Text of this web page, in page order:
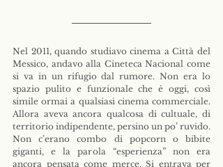
Nel 2011, quando studiavo cinema a Città del
Messico, andavo alla Cineteca Nacional come
si va in un rifugio dal rumore. Non era lo
spazio pulito e funzionale che è oggi, così
simile ormai a qualsiasi cinema commerciale.
Allora aveva ancora qualcosa di cultuale, di
territorio indipendente, persino un po’ ruvido.
Non c’erano combo di popcorn o bibite
giganti, e la parola “esperienza” non era
ancora pensata come merce. Si entrava per